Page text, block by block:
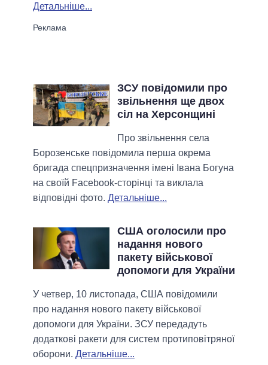
Детальніше...
ЗСУ повідомили про
звільнення ще двох
сіл на Херсонщині
Про звільнення села
Борозенське повідомила перша окрема
бригада спецпризначення імені Івана Богуна
на своїй Facebook-сторінці та виклала
відповідні фото. Детальніше...
США оголосили про
надання нового
пакету військової
допомоги для України
У четвер, 10 листопада, США повідомили
про надання нового пакету військової
допомоги для України. ЗСУ передадуть
додаткові ракети для систем протиповітряної
оборони. Детальніше...